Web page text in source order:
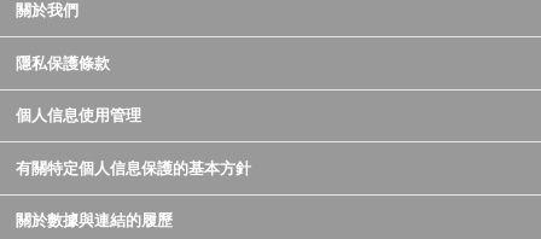
關於我們
隱私保護條款
個人信息使用管理
有關特定個人信息保護的基本方針
關於數據與連結的履歷